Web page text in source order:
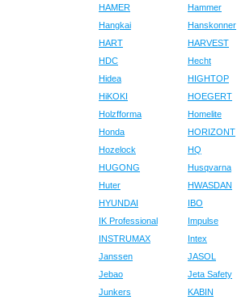
HAMER
Hammer
Hangkai
Hanskonner
HART
HARVEST
HDC
Hecht
Hidea
HIGHTOP
HiKOKI
HOEGERT
Holzfforma
Homelite
Honda
HORIZONT
Hozelock
HQ
HUGONG
Husqvarna
Huter
HWASDAN
HYUNDAI
IBO
IK Professional
Impulse
INSTRUMAX
Intex
Janssen
JASOL
Jebao
Jeta Safety
Junkers
KABIN